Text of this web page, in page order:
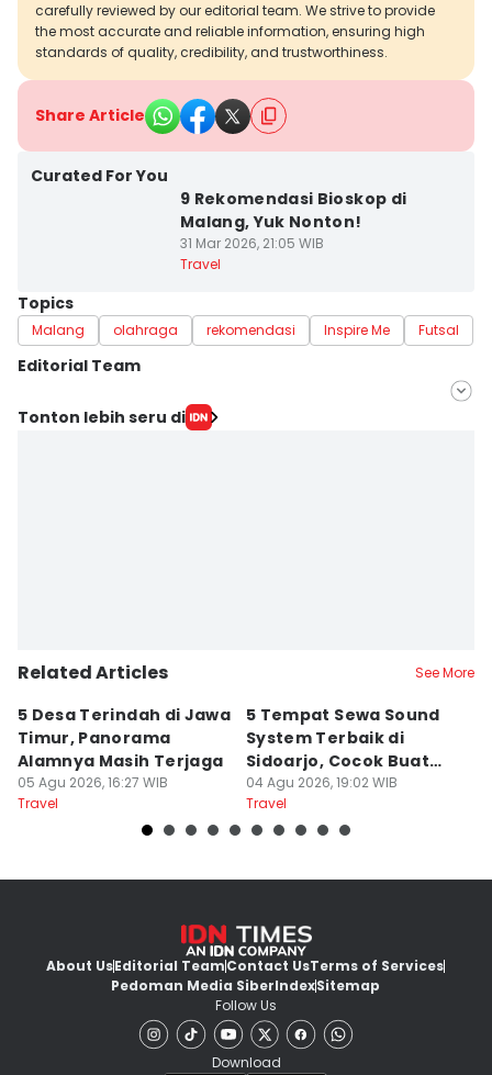
carefully reviewed by our editorial team. We strive to provide
the most accurate and reliable information, ensuring high
standards of quality, credibility, and trustworthiness.
Share Article
Curated For You
9 Rekomendasi Bioskop di
Malang, Yuk Nonton!
31 Mar 2026, 21:05 WIB
Travel
Topics
Malang olahraga rekomendasi Inspire Me Futsal
Editorial Team
Editor
Tonton lebih seru di
Related Articles See More
5 Desa Terindah di Jawa
Timur, Panorama
Alamnya Masih Terjaga
05 Agu 2026, 16:27 WIB
Travel
5 Tempat Sewa Sound
System Terbaik di
Sidoarjo, Cocok Buat
Agustusan
04 Agu 2026, 19:02 WIB
Travel
About UsEditorial TeamContact UsTerms of Services
Pedoman Media SiberIndexSitemap
Follow Us
Download